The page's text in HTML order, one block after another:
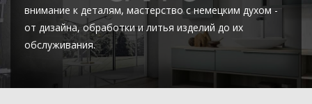
внимание к деталям, мастерство с немецким духом -
от дизайна, обработки и литья изделий до их
обслуживания.